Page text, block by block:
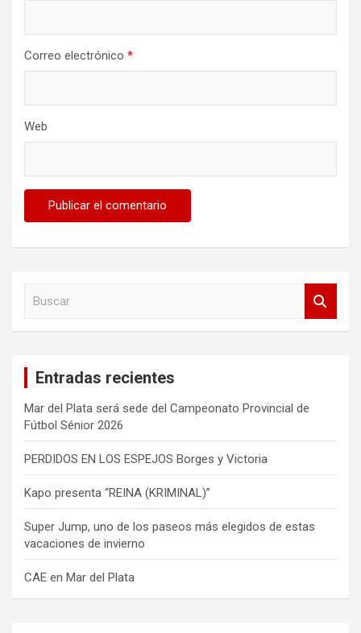
Correo electrónico *
Web
Entradas recientes
Mar del Plata será sede del Campeonato Provincial de
Fútbol Sénior 2026
PERDIDOS EN LOS ESPEJOS Borges y Victoria
Kapo presenta “REINA (KRIMINAL)”
Super Jump, uno de los paseos más elegidos de estas
vacaciones de invierno
CAE en Mar del Plata